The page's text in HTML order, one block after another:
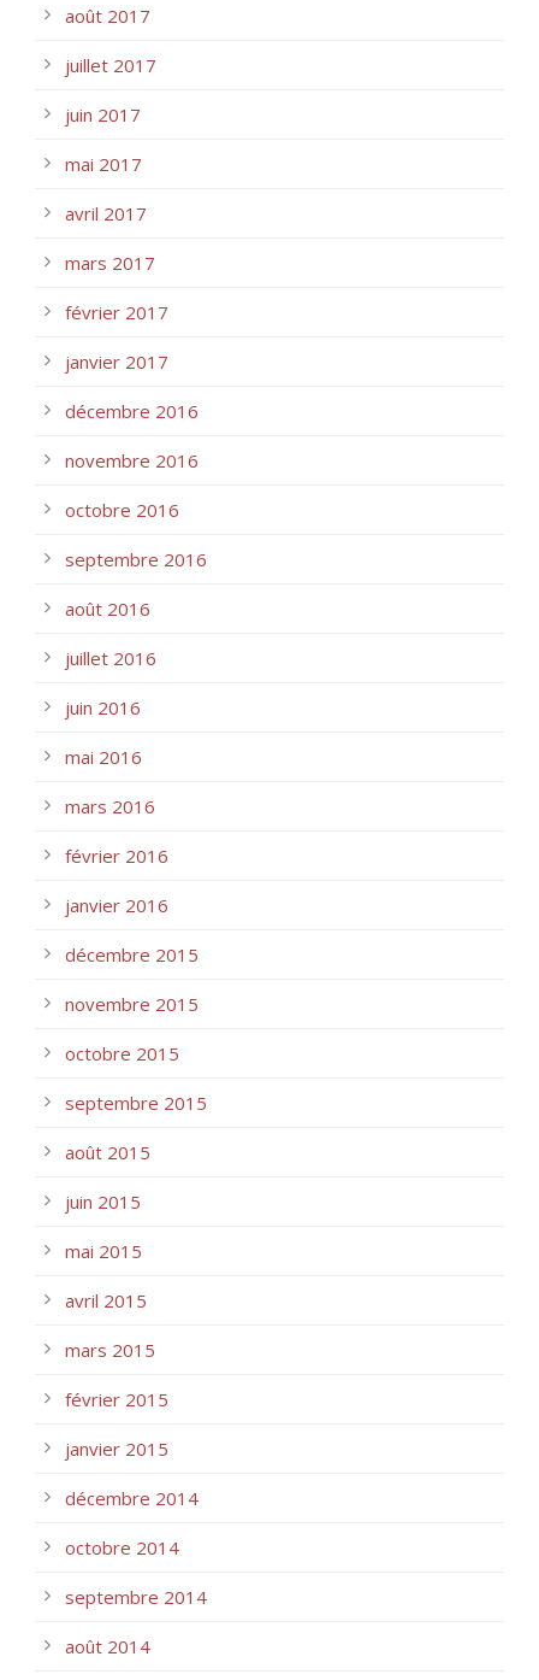
août 2017
juillet 2017
juin 2017
mai 2017
avril 2017
mars 2017
février 2017
janvier 2017
décembre 2016
novembre 2016
octobre 2016
septembre 2016
août 2016
juillet 2016
juin 2016
mai 2016
mars 2016
février 2016
janvier 2016
décembre 2015
novembre 2015
octobre 2015
septembre 2015
août 2015
juin 2015
mai 2015
avril 2015
mars 2015
février 2015
janvier 2015
décembre 2014
octobre 2014
septembre 2014
août 2014